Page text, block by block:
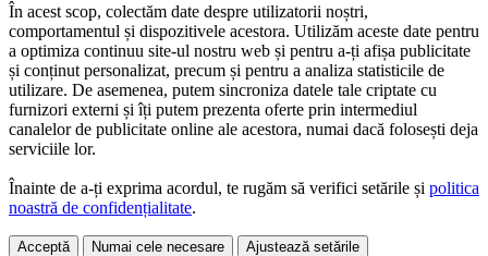
În acest scop, colectăm date despre utilizatorii noștri,
comportamentul și dispozitivele acestora. Utilizăm aceste date pentru
a optimiza continuu site-ul nostru web și pentru a-ți afișa publicitate
și conținut personalizat, precum și pentru a analiza statisticile de
utilizare. De asemenea, putem sincroniza datele tale criptate cu
furnizori externi și îți putem prezenta oferte prin intermediul
canalelor de publicitate online ale acestora, numai dacă folosești deja
serviciile lor.
Înainte de a-ți exprima acordul, te rugăm să verifici setările și politica
noastră de confidențialitate.
Acceptă Numai cele necesare Ajustează setările